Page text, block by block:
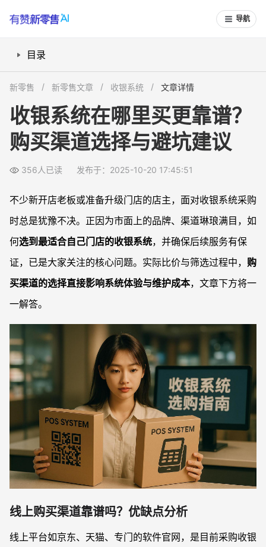
导航
目录
如何结合自身需求进行渠道筛选？
售后服务在购买决策中的关键作用
选购收银系统时，应该优先看哪些参数？
线上购买收银系统有必要担心假货吗？
新零售 新零售文章 收银系统 文章详情
收银系统在哪里买更靠谱？
购买渠道选择与避坑建议
356人已读 发布于：2025-10-20 17:45:51
不少新开店老板或准备升级门店的店主，面对收银系统采购
时总是犹豫不决。正因为市面上的品牌、渠道琳琅满目，如
何选到最适合自己门店的收银系统，并确保后续服务有保
证，已是大家关注的核心问题。实际比价与筛选过程中， 购
买渠道的选择直接影响系统体验与维护成本，文章下方将一
一解答。
线上购买渠道靠谱吗？优缺点分析
线上平台如京东、天猫、专门的软件官网，是目前采购收银